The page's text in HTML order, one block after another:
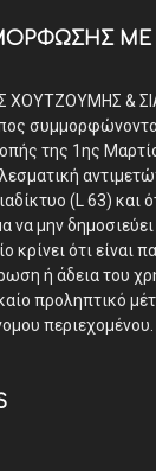
ΜΕ
& ΣΙΑ
της 1ης
(L 63) και
να μην
κρίνει ότι είναι
ή άδεια του
προληπτικό
περιεχομένου.